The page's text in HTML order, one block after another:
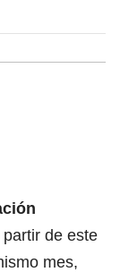
partir de este
mes,